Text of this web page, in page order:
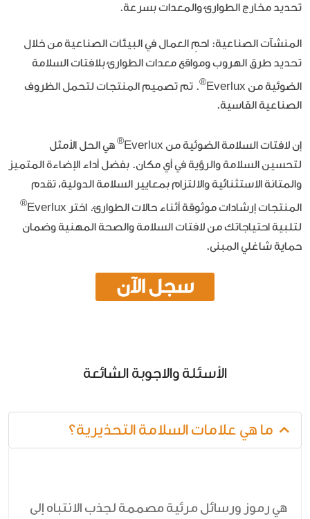
تحديد مخارج الطوارئ والمعدات بسرعة.
المنشآت الصناعية: احمِ العمال في البيئات الصناعية من خلال
تحديد طرق الهروب ومواقع معدات الطوارئ بلافتات السلامة
الضوئية من Everlux
®. تم تصميم المنتجات لتحمل الظروف
الصناعية القاسية.
إن لافتات السلامة الضوئية من Everlux ® هي الحل الأمثل
لتحسين السلامة والرؤية في أي مكان. بفضل أداء الإضاءة المتميز
والمتانة الاستثنائية والالتزام بمعايير السلامة الدولية، تقدم
المنتجات إرشادات موثوقة أثناء حالات الطوارئ. اختر Everlux
®
لتلبية احتياجاتك من لافتات السلامة والصحة المهنية وضمان
حماية شاغلي المبنى.
سجل الآن
الأسئلة والاجوبة الشائعة
ما هي علامات السلامة التحذيرية؟
هي رموز ورسائل مرئية مصممة لجذب الانتباه إلى